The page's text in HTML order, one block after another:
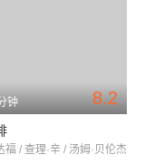
8.2
钟
福 / 查理·辛 / 汤姆·贝伦杰